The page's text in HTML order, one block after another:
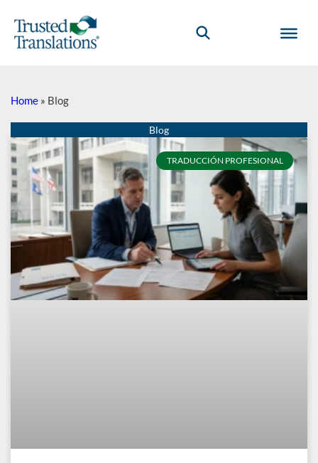
Home » Blog
TRADUCCIÓN PROFESIONAL
PáginaPágina
PáginaPágina